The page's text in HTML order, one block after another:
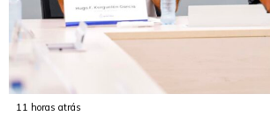
11 horas atrás